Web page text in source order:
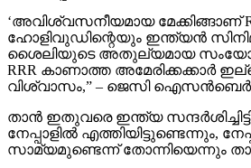
‘അവിശ്വസനീയമായ മേക്കിങ്ങാണ്
ഹോളിവുഡിന്റെയും ഇന്ത്യന്‍
ശൈലിയുടെ അതുല്യമായ
RRR കാണാത്ത അമേരിക്കക്കാര്‍
വിശ്വാസം,” – ജെസി
താന്‍ ഇതുവരെ ഇന്ത്യ
നേപ്പാളില്‍ എത്തിയിട്ടുണ്ടെന്നും,
സാമ്യമുണ്ടെന്ന് തോന്നിയെന്നും